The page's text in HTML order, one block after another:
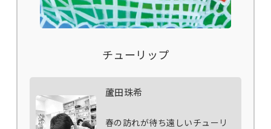
チューリップ
蘆田珠希
春の訪れが待ち遠しいチューリ